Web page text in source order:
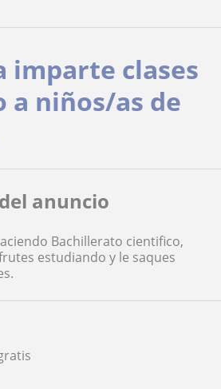
imparte clases
a niños/as de
anuncio
Bachillerato cientifico,
estudiando y le saques